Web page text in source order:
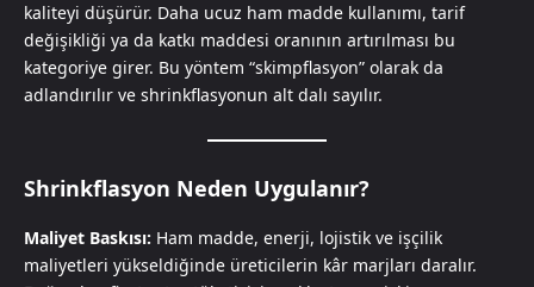
kaliteyi düşürür. Daha ucuz ham madde kullanımı, tarif
değişikliği ya da katkı maddesi oranının artırılması bu
kategoriye girer. Bu yöntem “skimpflasyon” olarak da
adlandırılır ve shrinkflasyonun alt dalı sayılır.
Shrinkflasyon Neden Uygulanır?
Maliyet Baskısı: Ham madde, enerji, lojistik ve işçilik
maliyetleri yükseldiğinde üreticilerin kâr marjları daralır.